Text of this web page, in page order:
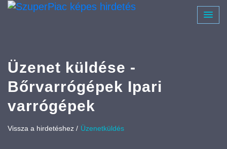
Üzenet küldése -
Bőrvarrógépek Ipari
varrógépek
Vissza a hirdetéshez / Üzenetküldés